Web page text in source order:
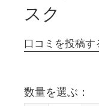
スク
口コミを投稿す
数量を選ぶ